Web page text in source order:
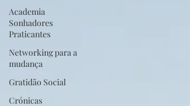
Academia
Sonhadores
Praticantes
Networking para a
mudança
Gratidão Social
Crónicas